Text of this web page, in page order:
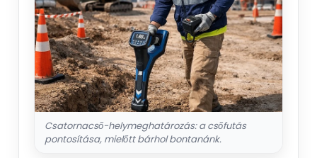
Csatornacső-helymeghatározás: a csőfutás
pontosítása, mielőtt bárhol bontanánk.